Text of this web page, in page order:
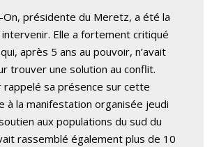
On, présidente du Meretz, a été la
Elle a fortement critiqué
après 5 ans au pouvoir, n’avait
trouver une solution au conflit.
rappelé sa présence sur cette
à la manifestation organisée jeudi
aux populations du sud du
rassemblé également plus de 10